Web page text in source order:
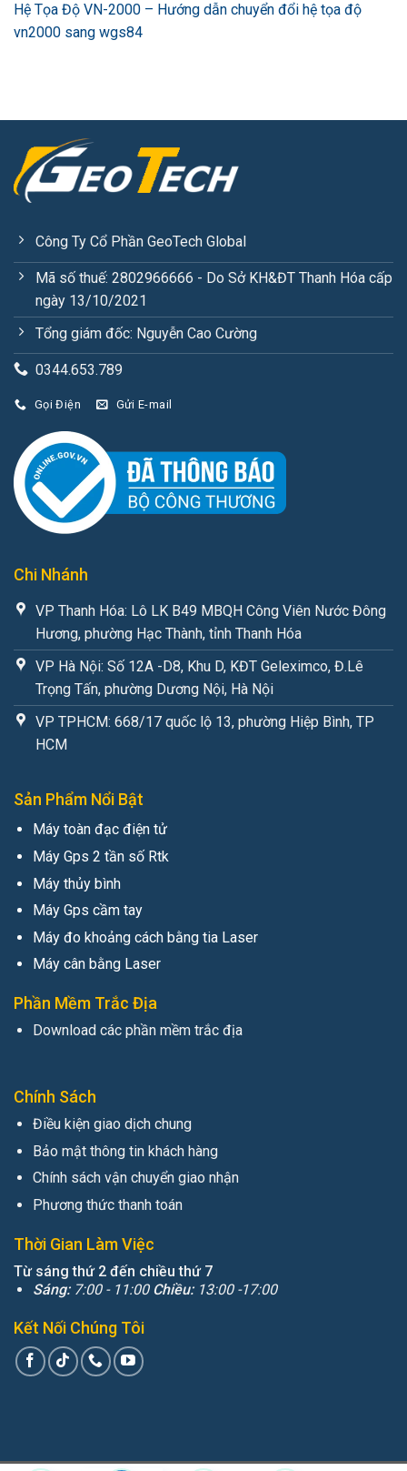
Hệ Tọa Độ VN-2000 – Hướng dẫn chuyển đổi hệ tọa độ
vn2000 sang wgs84
Công Ty Cổ Phần GeoTech Global
Mã số thuế: 2802966666 - Do Sở KH&ĐT Thanh Hóa cấp
ngày 13/10/2021
Tổng giám đốc: Nguyễn Cao Cường
0344.653.789
Gọi Điện Gửi E-mail
Chi Nhánh
VP Thanh Hóa: Lô LK B49 MBQH Công Viên Nước Đông
Hương, phường Hạc Thành, tỉnh Thanh Hóa
VP Hà Nội: Số 12A -D8, Khu D, KĐT Geleximco, Đ.Lê
Trọng Tấn, phường Dương Nội, Hà Nội
VP TPHCM: 668/17 quốc lộ 13, phường Hiệp Bình, TP
HCM
Sản Phẩm Nổi Bật
Máy toàn đạc điện tử
Máy Gps 2 tần số Rtk
Máy thủy bình
Máy Gps cầm tay
Máy đo khoảng cách bằng tia Laser
Máy cân bằng Laser
Phần Mềm Trắc Địa
Download các phần mềm trắc địa
Chính Sách
Điều kiện giao dịch chung
Bảo mật thông tin khách hàng
Chính sách vận chuyển giao nhận
Phương thức thanh toán
Thời Gian Làm Việc
Từ sáng thứ 2 đến chiều thứ 7
Sáng: 7:00 - 11:00 Chiều: 13:00 -17:00
Kết Nối Chúng Tôi